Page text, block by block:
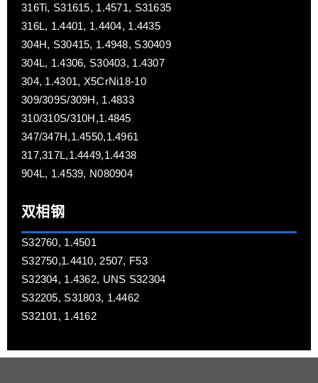
316Ti, S31615, 1.4571, S31635
316L, 1.4401, 1.4404, 1.4435
304H, S30415, 1.4948, S30409
304L, 1.4306, S30403, 1.4307
304, 1.4301, X5CrNi18-10
309/309S/309H, 1.4833
310/310S/310H,1.4845
347/347H,1.4550,1.4961
317,317L,1.4449,1.4438
904L, 1.4539, N080904
双相钢
S32760, 1.4501
S32750,1.4410, 2507, F53
S32304, 1.4362, UNS S32304
S32205, S31803, 1.4462
S32101, 1.4162